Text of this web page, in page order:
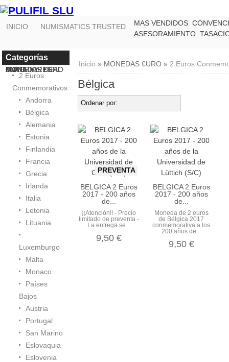
INICIO NUMISMATICS TRUSTED MAS VENDIDOS
ASESORAMIENTO
Categorías
MONEDAS DE PLATA
ANTERIORES AL €URO
MONEDAS €URO
2 Euros
Conmemorativos
Andorra
Bélgica
Alemania
Estonia
Finlandia
Francia
Grecia
Irlanda
Italia
Letonia
Lituania
Luxemburgo
Malta
Monaco
Países
Bajos
Austria
Portugal
San Marino
Eslovaquia
Eslovenia
Inicio » MONEDAS €URO » 2 Euros
Bélgica
Ordenar por:
PREVENTA
BELGICA 2 Euros
2017 - 200 años
de...
¡¡Atención!! - Precio
limitado de preventa -
La entrega se...
9,50 €
BELGICA 2 Euros
2017 - 200 años
de...
Moneda de 2 euros
de Bélgica 2017
conmemorativa a los
200 años de...
9,50 €